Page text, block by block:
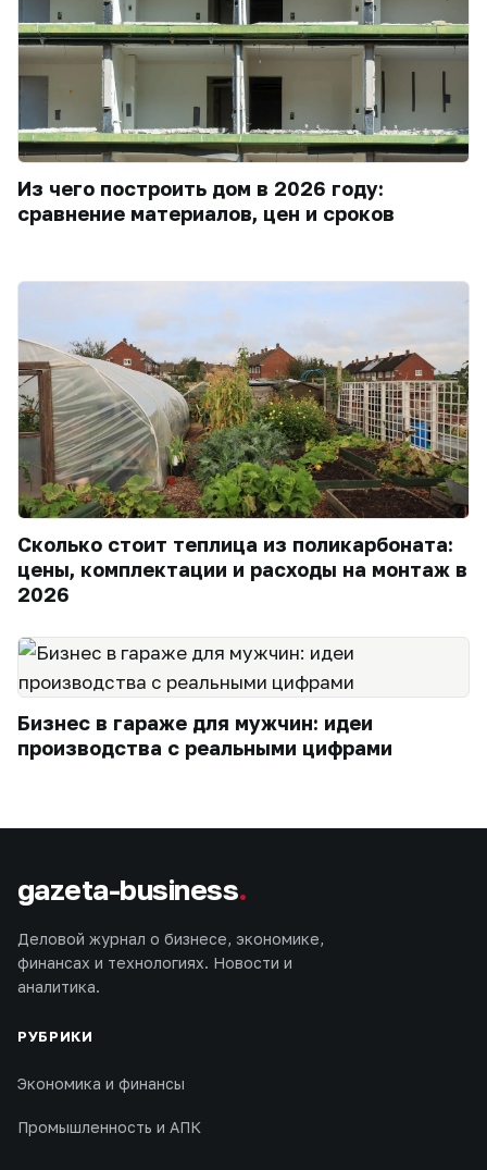
Из чего построить дом в 2026 году:
сравнение материалов, цен и сроков
Сколько стоит теплица из поликарбоната:
цены, комплектации и расходы на монтаж в
2026
Бизнес в гараже для мужчин: идеи
производства с реальными цифрами
gazeta-business.
Деловой журнал о бизнесе, экономике,
финансах и технологиях. Новости и
аналитика.
РУБРИКИ
Экономика и финансы
Промышленность и АПК